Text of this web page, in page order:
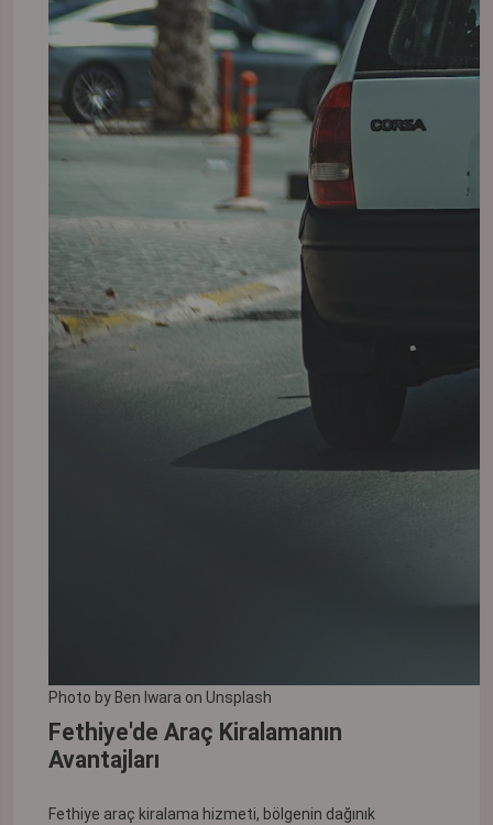
Photo by Ben Iwara on Unsplash
Fethiye'de Araç Kiralamanın
Avantajları
Fethiye araç kiralama hizmeti, bölgenin dağınık